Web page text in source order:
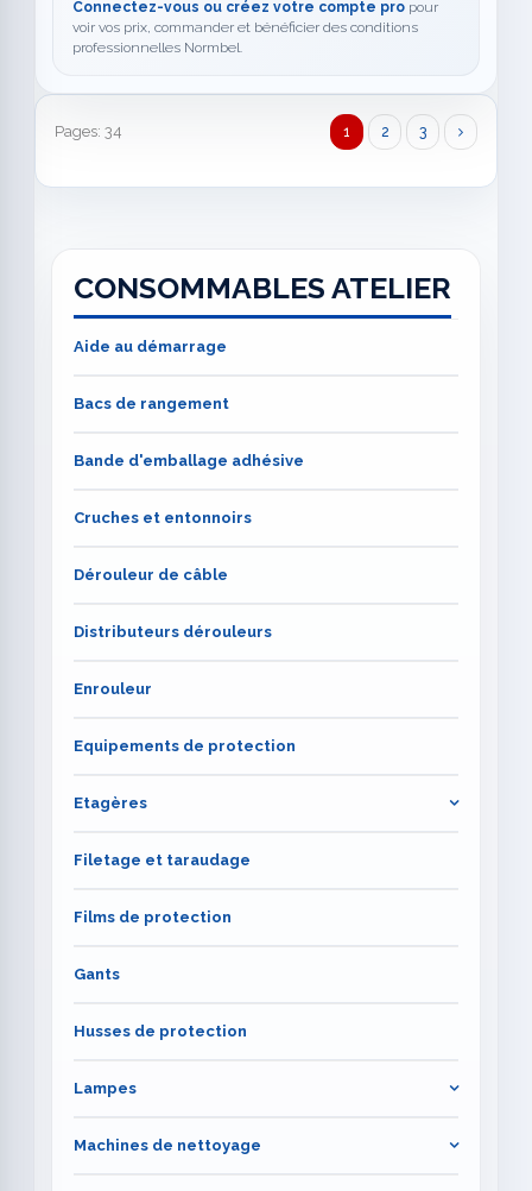
Connectez-vous ou créez votre compte pro pour
voir vos prix, commander et bénéficier des conditions
professionnelles Normbel.
Pages: 34 1 2 3
CONSOMMABLES ATELIER
Aide au démarrage
Bacs de rangement
Bande d'emballage adhésive
Cruches et entonnoirs
Dérouleur de câble
Distributeurs dérouleurs
Enrouleur
Equipements de protection
Etagères
Filetage et taraudage
Films de protection
Gants
Husses de protection
Lampes
Machines de nettoyage